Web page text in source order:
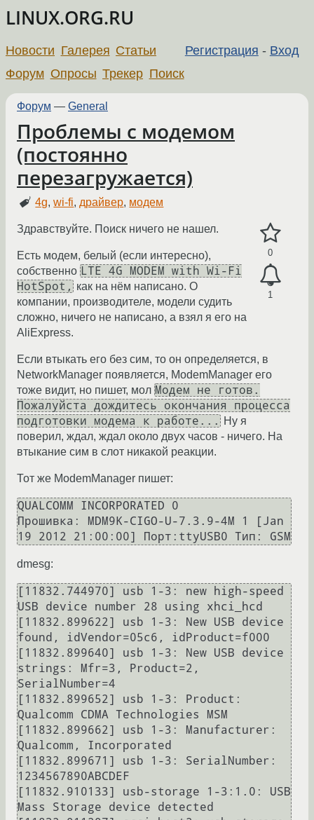
LINUX.ORG.RU
Регистрация - Вход
Новости Галерея Статьи
Форум Опросы Трекер Поиск
Форум — General
Проблемы с модемом
(постоянно
перезагружается)
4g,wi-fi,драйвер, модем
0
1
Здравствуйте. Поиск ничего не нашел.
Есть модем, белый (если интересно),
собственно LTE 4G MODEM with Wi-Fi
HotSpot, как на нём написано. О
компании, производителе, модели судить
сложно, ничего не написано, а взял я его на
AliExpress.
Если втыкать его без сим, то он определяется, в
NetworkManager появляется, ModemManager его
тоже видит, но пишет, мол Модем не готов.
Пожалуйста дождитесь окончания процесса
подготовки модема к работе...
Ну я
поверил, ждал, ждал около двух часов - ничего. На
втыкание сим в слот никакой реакции.
Тот же ModemManager пишет:
QUALCOMM INCORPORATED 0
Прошивка: MDM9K-CIGO-U-7.3.9-4M 1 [Jan
dmesg:
[11832.744970] usb 1-3: new high-speed
USB device number 28 using xhci_hcd
[11832.899622] usb 1-3: New USB device
found, idVendor=05c6, idProduct=f000
[11832.899640] usb 1-3: New USB device
strings: Mfr=3, Product=2,
SerialNumber=4
[11832.899652] usb 1-3: Product:
Qualcomm CDMA Technologies MSM
[11832.899662] usb 1-3: Manufacturer:
Qualcomm, Incorporated
[11832.899671] usb 1-3: SerialNumber:
1234567890ABCDEF
[11832.910133] usb-storage 1-3:1.0: USB
Mass Storage device detected